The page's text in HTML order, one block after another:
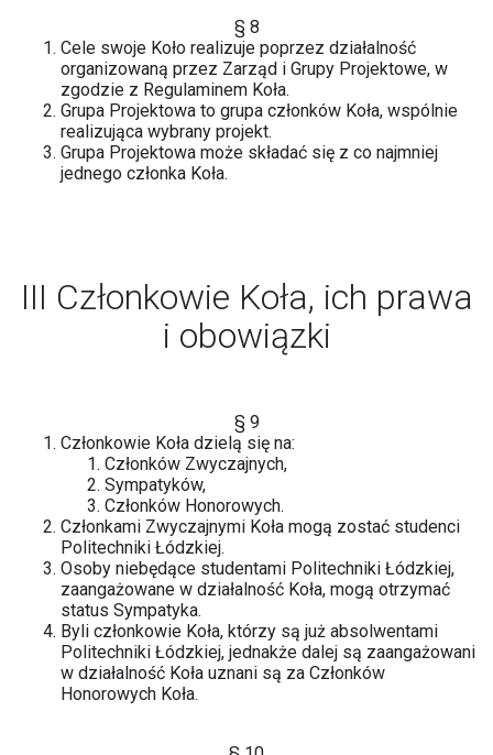
§ 8
Cele swoje Koło realizuje poprzez działalność
organizowaną przez Zarząd i Grupy Projektowe, w
zgodzie z Regulaminem Koła.
Grupa Projektowa to grupa członków Koła, wspólnie
realizująca wybrany projekt.
Grupa Projektowa może składać się z co najmniej
jednego członka Koła.
III Członkowie Koła, ich prawa
i obowiązki
§ 9
Członkowie Koła dzielą się na:
Członków Zwyczajnych,
Sympatyków,
Członków Honorowych.
Członkami Zwyczajnymi Koła mogą zostać studenci
Politechniki Łódzkiej.
Osoby niebędące studentami Politechniki Łódzkiej,
zaangażowane w działalność Koła, mogą otrzymać
status Sympatyka.
Byli członkowie Koła, którzy są już absolwentami
Politechniki Łódzkiej, jednakże dalej są zaangażowani
w działalność Koła uznani są za Członków
Honorowych Koła.